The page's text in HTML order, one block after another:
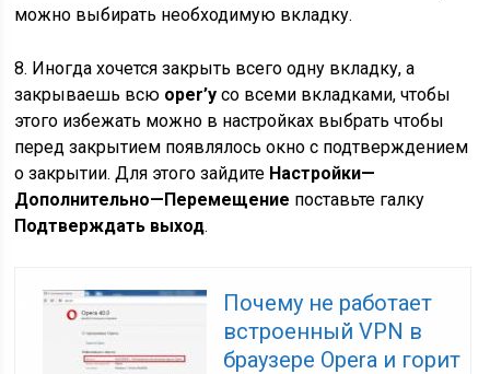
можно выбирать необходимую вкладку.
8. Иногда хочется закрыть всего одну вкладку, а
закрываешь всю oper’у со всеми вкладками, чтобы
этого избежать можно в настройках выбрать чтобы
перед закрытием появлялось окно с подтверждением
о закрытии. Для этого зайдите Настройки—
Дополнительно—Перемещение поставьте галку
Подтверждать выход.
Почему не работает
встроенный VPN в
браузере Opera и горит